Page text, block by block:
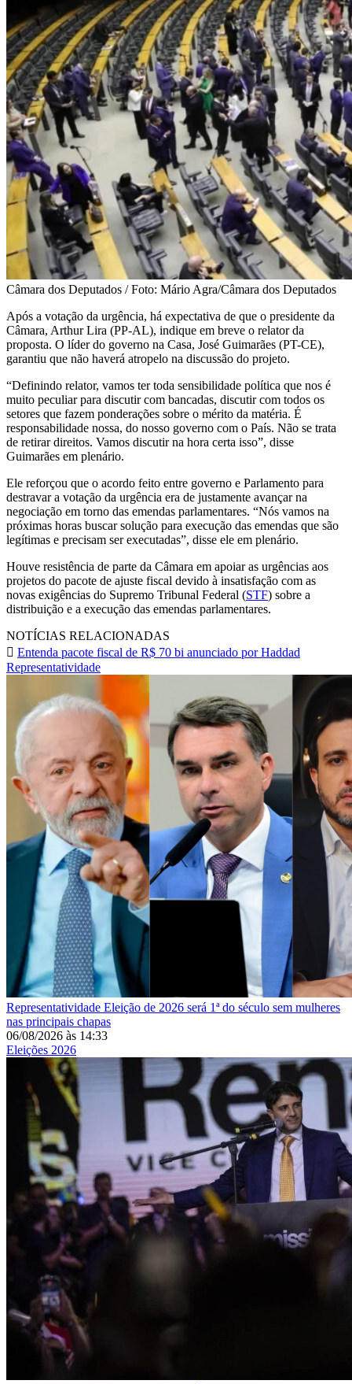
Câmara dos Deputados / Foto: Mário Agra/Câmara dos Deputados
Após a votação da urgência, há expectativa de que o presidente da
Câmara, Arthur Lira (PP-AL), indique em breve o relator da
proposta. O líder do governo na Casa, José Guimarães (PT-CE),
garantiu que não haverá atropelo na discussão do projeto.
“Definindo relator, vamos ter toda sensibilidade política que nos é
muito peculiar para discutir com bancadas, discutir com todos os
setores que fazem ponderações sobre o mérito da matéria. É
responsabilidade nossa, do nosso governo com o País. Não se trata
de retirar direitos. Vamos discutir na hora certa isso”, disse
Guimarães em plenário.
Ele reforçou que o acordo feito entre governo e Parlamento para
destravar a votação da urgência era de justamente avançar na
negociação em torno das emendas parlamentares. “Nós vamos na
próximas horas buscar solução para execução das emendas que são
legítimas e precisam ser executadas”, disse ele em plenário.
Houve resistência de parte da Câmara em apoiar as urgências aos
projetos do pacote de ajuste fiscal devido à insatisfação com as
novas exigências do Supremo Tribunal Federal (STF) sobre a
distribuição e a execução das emendas parlamentares.
NOTÍCIAS RELACIONADAS
Entenda pacote fiscal de R$ 70 bi anunciado por Haddad
Representatividade
Representatividade Eleição de 2026 será 1ª do século sem mulheres
nas principais chapas
06/08/2026 às 14:33
Eleições 2026